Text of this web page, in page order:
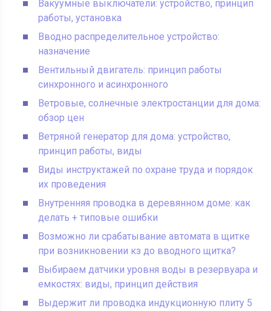
Вакуумные выключатели: устройство, принцип
работы, установка
Вводно распределительное устройство:
назначение
Вентильный двигатель: принцип работы
синхронного и асинхронного
Ветровые, солнечные электростанции для дома:
обзор цен
Ветряной генератор для дома: устройство,
принцип работы, виды
Виды инструктажей по охране труда и порядок
их проведения
Внутренняя проводка в деревянном доме: как
делать + типовые ошибки
Возможно ли срабатывание автомата в щитке
при возникновении кз до вводного щитка?
Выбираем датчики уровня воды в резервуара и
емкостях: виды, принцип действия
Выдержит ли проводка индукционную плиту 5